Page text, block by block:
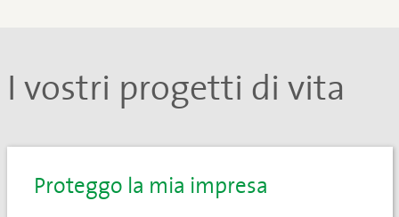
I vostri progetti di vita
Proteggo la mia impresa